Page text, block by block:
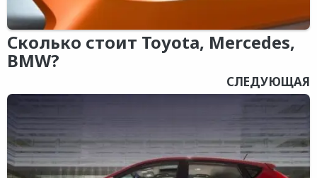
Сколько стоит Toyota, Mercedes,
BMW?
СЛЕДУЮЩАЯ